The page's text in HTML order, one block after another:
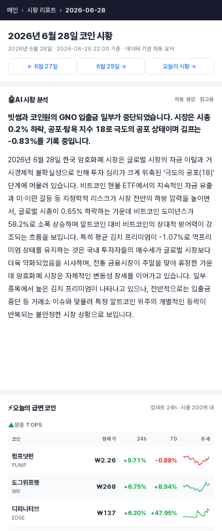
메인 시황 리포트 2026-06-28
2026년 6월 28일 코인 시황
2026년 6월 28일 · 2026-06-28 22:00 기준 · 데이터 기반 자동 요약
← 6월 27일 6월 29일 → 오늘의 시황 →
🤖AI 시황 분석 자동 생성 · 참고용
빗썸과 코인원의 GNO 입출금 일부가 중단되었습니다. 시장은 시총
0.2% 하락, 공포·탐욕 지수 18로 극도의 공포 상태이며 김프는
-0.83%를 기록 중입니다.
2026년 6월 28일 한국 암호화폐 시장은 글로벌 시장의 자금 이탈과 거
시경제적 불확실성으로 인해 투자 심리가 크게 위축된 '극도의 공포(18)'
단계에 머물러 있습니다. 비트코인 현물 ETF에서의 지속적인 자금 유출
과 미·이란 갈등 등 지정학적 리스크가 시장 전반의 하방 압력을 높이면
서, 글로벌 시총이 0.65% 하락하는 가운데 비트코인 도미넌스가
58.2%로 소폭 상승하며 알트코인 대비 비트코인의 상대적 방어력이 강
조되는 흐름을 보입니다. 특히 평균 김치 프리미엄이 -1.07%로 역프리
미엄 상태를 유지하는 것은 국내 투자자들의 매수세가 글로벌 시장보다
더욱 약화되었음을 시사하며, 전통 금융시장이 주말을 맞아 휴장한 가운
데 암호화폐 시장은 자체적인 변동성 장세를 이어가고 있습니다. 일부
종목에서 높은 김치 프리미엄이 나타나고 있으나, 전반적으로는 입출금
중단 등 거래소 이슈와 맞물려 특정 알트코인 위주의 개별적인 등락이
반복되는 불안정한 시장 상황으로 보입니다.
⚡오늘의 급변 코인 업비트 24h · 시총 200위 내
▲상승 TOP5
코인 현재가 24h 7D 추세
펌프닷펀
PUMP
₩2.26 +9.71% -0.88%
도그위프햇
WIF
₩268 +6.75% +8.94%
디피니티브
EDGE
₩137 +6.30% +47.95%